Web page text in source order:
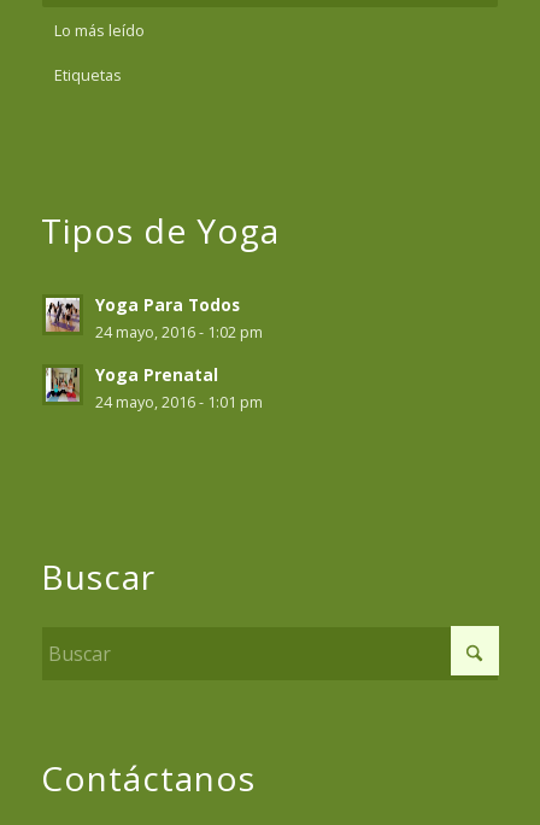
Lo más leído
Etiquetas
Tipos de Yoga
Yoga Para Todos
24 mayo, 2016 - 1:02 pm
Yoga Prenatal
24 mayo, 2016 - 1:01 pm
Buscar
Contáctanos